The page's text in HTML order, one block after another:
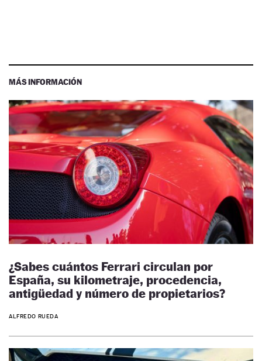
MÁS INFORMACIÓN
¿Sabes cuántos Ferrari circulan por
España, su kilometraje, procedencia,
antigüedad y número de propietarios?
ALFREDO RUEDA